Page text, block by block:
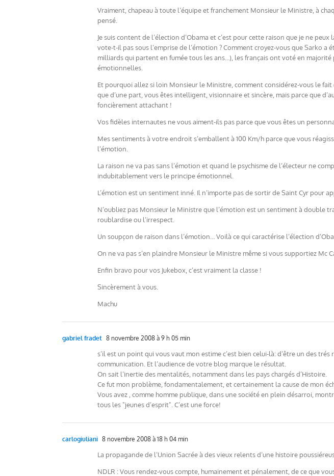
Vraiment, chapeau à toute l’équipe et franchement Monsieur le Ministre, à
pensé.
Je suis content de l’élection d’Obama et c’est pour cette raison que je ne
vote-t-il pas sous l’emprise de l’émotion ? Comment croyez-vous que Sarko a
milliards qui partent en fumée tous les ans…), les français ont voté en
émotionnelles.
Et pourquoi allez si loin Monsieur le Ministre, comment considérez-vous le
que d’une part, vous êtes intelligent, visionnaire et sincère, mais parce que
foncièrement attachant !
Vos fidèles internautes ne vous aiment-ils pas parce que vous êtes un
Mes sentiments à votre endroit s’emballent à 100 Km/h parce que vous
l’émotion.
La raison ne va pas sans l’émotion et quand le psychisme de l’électeur ne
indubitablement vers le principe émotionnel.
L’émotion est un sentiment inné. Il n’importe pas de sortir de Saint Cyr pour
N’oubliez pas Monsieur le Ministre que l’émotion est un sentiment à double
roublardise ou l’irrespect.
Un soupçon de raison dans l’émotion… Voilà ce qui caractérise l’élection
On ne va pas s’en plaindre Monsieur le Ministre même si vous supportiez Mc
Enfin bravo pour vos Jukebox, c’est vraiment la classe !
Sincèrement à vous.
Machu
gabriel fradet 8 novembre 2008 à 9 h 05 min
s’il est un point qui vous vaut mon estime c’est bien celui-là: d’être un des
communication. Et l’audience de votre blog marque le résultat.
On sait l’inertie des mentalités, notamment dans les pays chargés d’Histoire.
Ce fut mon problème, fondamentalement, et certainement la cause de mon
Vous avez , comme homme publique, dans une société en plein désarroi,
tous les "jeunes d’esprit". C’est une force!
carlogiuliani 8 novembre 2008 à 18 h 04 min
La propagande de l’Union Sacrée à des vieux relents d’une histoire
NDLR : Vous rendez-vous compte, humainement et pénalement, de ce que